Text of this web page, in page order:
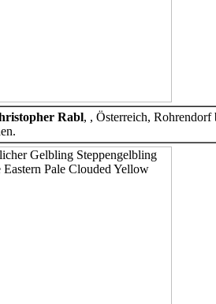
Rabl, , Österreich, Rohrendorf